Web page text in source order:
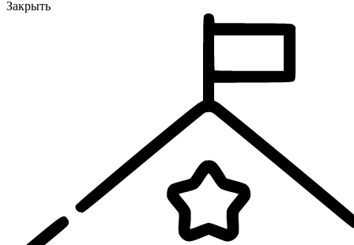
Закрыть